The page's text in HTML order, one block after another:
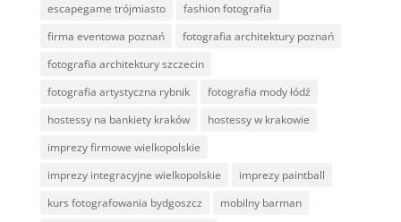
escapegame trójmiasto
fashion fotografia
firma eventowa poznań
fotografia architektury poznań
fotografia architektury szczecin
fotografia artystyczna rybnik
fotografia mody łódź
hostessy na bankiety kraków
hostessy w krakowie
imprezy firmowe wielkopolskie
imprezy integracyjne wielkopolskie
imprezy paintball
kurs fotografowania bydgoszcz
mobilny barman